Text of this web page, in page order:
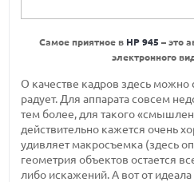
Самое приятное в HP 945 – это
электронного
О качестве кадров здесь можно
радует. Для аппарата совсем
тем более, для такого
действительно кажется очень
удивляет макросъемка (здесь
геометрия объектов остается
либо искажений. А вот от